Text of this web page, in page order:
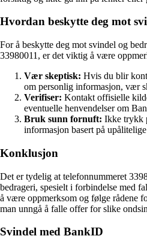
Hvordan beskytte deg mot
For å beskytte deg mot svindel og
33980011, er det viktig å være
Vær skeptisk: Hvis du blir
om personlig informasjon, vær
Verifiser: Kontakt offisielle
eventuelle henvendelser om
Bruk sunn fornuft: Ikke trykk
informasjon basert på
Konklusjon
Det er tydelig at telefonnummeret
bedrageri, spesielt i forbindelse med
å være oppmerksom og følge rådene
man unngå å falle offer for slike
Svindel med BankID